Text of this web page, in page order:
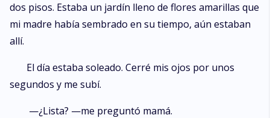
dos pisos. Estaba un jardín lleno de flores amarillas que
mi madre había sembrado en su tiempo, aún estaban
allí.
El día estaba soleado. Cerré mis ojos por unos
segundos y me subí.
—¿Lista? —me preguntó mamá.